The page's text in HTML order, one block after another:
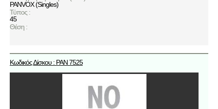
PANVOX (Singles)
Τύπος :
45
Θέση :
Κωδικός Δίσκου : PAN 7525